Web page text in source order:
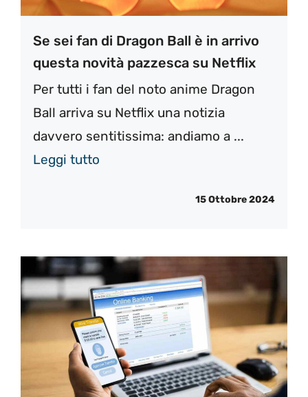
Se sei fan di Dragon Ball è in arrivo
questa novità pazzesca su Netflix
Per tutti i fan del noto anime Dragon
Ball arriva su Netflix una notizia
davvero sentitissima: andiamo a ...
Leggi tutto
15 Ottobre 2024